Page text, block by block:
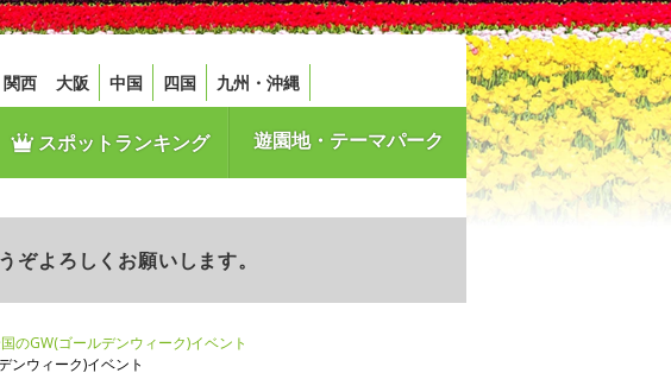
関西 大阪 中国 四国 九州・沖縄
スポットランキング 遊園地・テーマパーク
よろしくお願いします。
のGW(ゴールデンウィーク)イベント
ンウィーク)イベント